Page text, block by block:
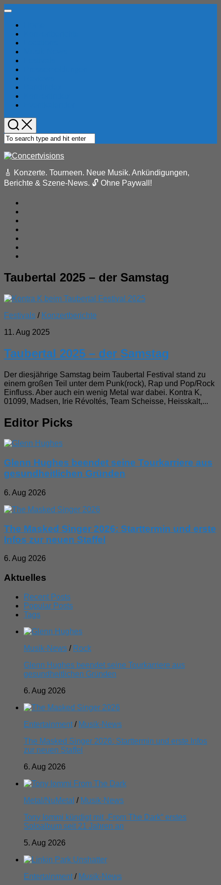
Skip
content
Expand
🎸 Konzerte. Tourneen. Neue Musik. Ankündigungen,
Berichte & Szene-News. 🔓 Ohne Paywall!
Taubertal 2025 – der Samstag
Festivals / Konzertberichte
11. Aug 2025
Taubertal 2025 – der Samstag
Der diesjährige Samstag beim Taubertal Festival stand zu
einem großen Teil unter dem Punk(rock), Rap und Pop/Rock
Einfluss. Aber auch ein wenig Metal war dabei. Kontra K,
01099, Madsen, Irie Révoltés, Team Scheisse, Heisskalt,...
Editor Picks
Glenn Hughes beendet seine Tourkarriere aus
gesundheitlichen Gründen
6. Aug 2026
The Masked Singer 2026: Starttermin und erste
Infos zur neuen Staffel
6. Aug 2026
Aktuelles
Recent Posts
Popular Posts
Tags
Musik-News / Rock
Glenn Hughes beendet seine Tourkarriere aus
gesundheitlichen Gründen
6. Aug 2026
Entertainment / Musik-News
The Masked Singer 2026: Starttermin und erste Infos
zur neuen Staffel
6. Aug 2026
Metal/NuMetal / Musik-News
Tony Iommi kündigt mit „From The Dark“ erstes
Soloalbum seit 21 Jahren an
5. Aug 2026
Entertainment / Musik-News